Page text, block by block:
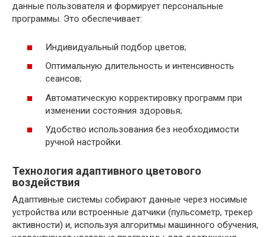
данные пользователя и формирует персональные
программы. Это обеспечивает:
Индивидуальный подбор цветов;
Оптимальную длительность и интенсивность
сеансов;
Автоматическую корректировку программ при
изменении состояния здоровья;
Удобство использования без необходимости
ручной настройки.
Технология адаптивного цветового
воздействия
Адаптивные системы собирают данные через носимые
устройства или встроенные датчики (пульсометр, трекер
активности) и, используя алгоритмы машинного обучения,